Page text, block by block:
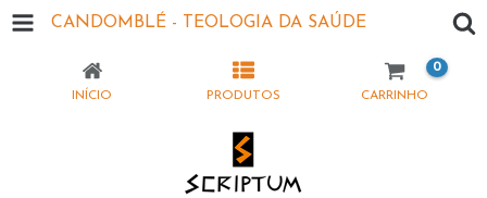
CANDOMBLÉ - TEOLOGIA DA SAÚDE
INÍCIO PRODUTOS CARRINHO
0